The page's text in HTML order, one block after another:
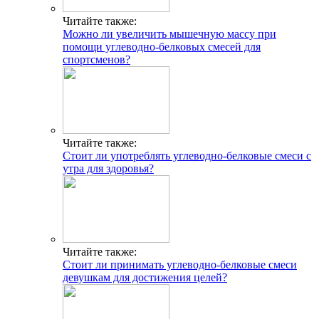
Читайте также:
Можно ли увеличить мышечную массу при
помощи углеводно-белковых смесей для
спортсменов?
Читайте также:
Стоит ли употреблять углеводно-белковые смеси с
утра для здоровья?
Читайте также:
Стоит ли принимать углеводно-белковые смеси
девушкам для достижения целей?
INFO@CG-SPORT.RU